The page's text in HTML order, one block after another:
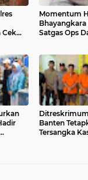
Cek
Momentum
Satgas Ops
Masyarakat
Banten
Tersangka